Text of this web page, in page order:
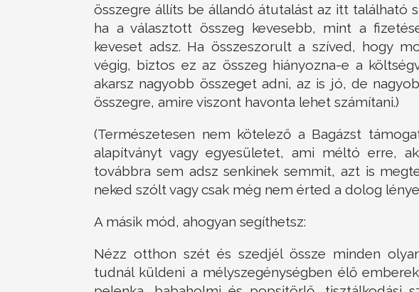
összegre állíts be állandó átutalást az itt található
ha a választott összeg kevesebb, mint a
keveset adsz. Ha összeszorult a szíved, hogy
végig, biztos ez az összeg hiányozna-e a
akarsz nagyobb összeget adni, az is jó, de
összegre, amire viszont havonta lehet számítani.)
(Természetesen nem kötelező a Bagázst
alapítványt vagy egyesületet, ami méltó erre,
továbbra sem adsz senkinek semmit, azt is
neked szólt vagy csak még nem érted a dolog
A másik mód, ahogyan segíthetsz:
Nézz otthon szét és szedjél össze minden
tudnál küldeni a mélyszegénységben élő